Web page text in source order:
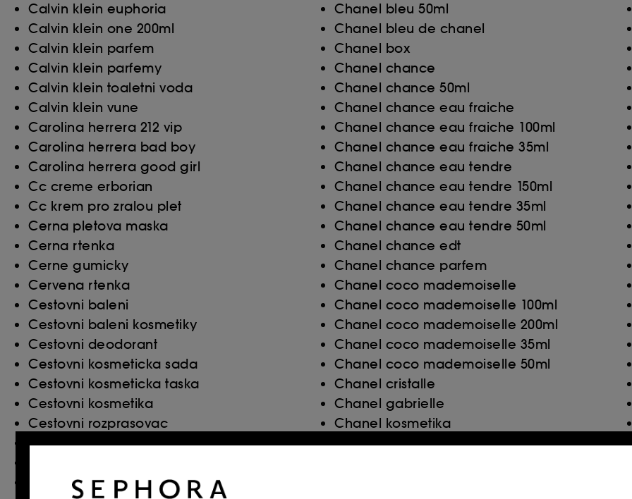
Calvin klein euphoria
Calvin klein one 200ml
Calvin klein parfem
Calvin klein parfemy
Calvin klein toaletni voda
Calvin klein vune
Carolina herrera 212 vip
Carolina herrera bad boy
Carolina herrera good girl
Cc creme erborian
Cc krem pro zralou plet
Cerna pletova maska
Cerna rtenka
Cerne gumicky
Cervena rtenka
Cestovni baleni
Cestovni baleni kosmetiky
Cestovni deodorant
Cestovni kosmeticka sada
Cestovni kosmeticka taska
Cestovni kosmetika
Cestovni rozprasovac
Cestovni sada kosmetiky
Chanel allure
Chanel bleu 50ml
Chanel bleu de chanel
Chanel box
Chanel chance
Chanel chance 50ml
Chanel chance eau fraiche
Chanel chance eau fraiche 100ml
Chanel chance eau fraiche 35ml
Chanel chance eau tendre
Chanel chance eau tendre 150ml
Chanel chance eau tendre 35ml
Chanel chance eau tendre 50ml
Chanel chance edt
Chanel chance parfem
Chanel coco mademoiselle
Chanel coco mademoiselle 100ml
Chanel coco mademoiselle 200ml
Chanel coco mademoiselle 35ml
Chanel coco mademoiselle 50ml
Chanel cristalle
Chanel gabrielle
Chanel kosmetika
Chanel no 5